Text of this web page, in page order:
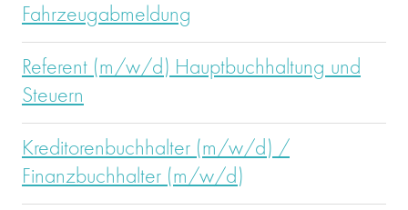
Fahrzeugabmeldung
Referent (m/w/d) Hauptbuchhaltung und
Steuern
Kreditorenbuchhalter (m/w/d) /
Finanzbuchhalter (m/w/d)